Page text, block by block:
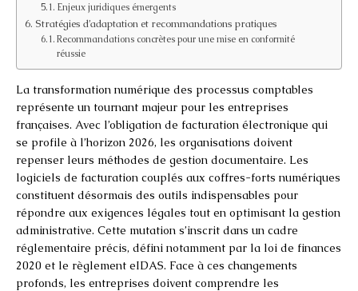
Enjeux juridiques émergents
Stratégies d’adaptation et recommandations pratiques
Recommandations concrètes pour une mise en conformité
réussie
La transformation numérique des processus comptables
représente un tournant majeur pour les entreprises
françaises. Avec l’obligation de facturation électronique qui
se profile à l’horizon 2026, les organisations doivent
repenser leurs méthodes de gestion documentaire. Les
logiciels de facturation couplés aux coffres-forts numériques
constituent désormais des outils indispensables pour
répondre aux exigences légales tout en optimisant la gestion
administrative. Cette mutation s’inscrit dans un cadre
réglementaire précis, défini notamment par la loi de finances
2020 et le règlement eIDAS. Face à ces changements
profonds, les entreprises doivent comprendre les